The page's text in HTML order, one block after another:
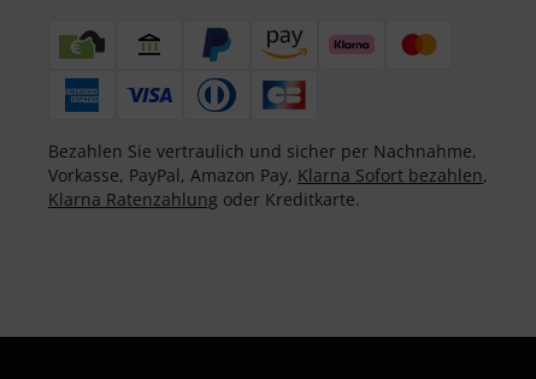
Bezahlen Sie vertraulich und sicher per Nachnahme,
Vorkasse, PayPal, Amazon Pay, Klarna Sofort bezahlen,
Klarna Ratenzahlung oder Kreditkarte.